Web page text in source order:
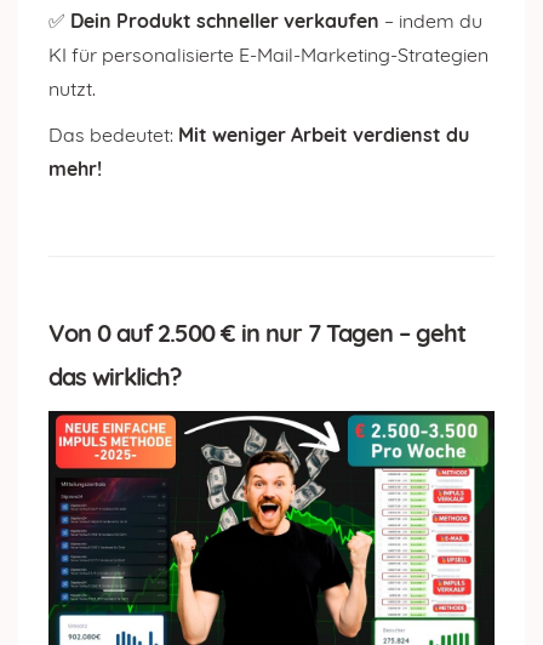
✅ Dein Produkt schneller verkaufen – indem du
KI für personalisierte E-Mail-Marketing-Strategien
nutzt.
Das bedeutet: Mit weniger Arbeit verdienst du
mehr!
Von 0 auf 2.500 € in nur 7 Tagen – geht
das wirklich?